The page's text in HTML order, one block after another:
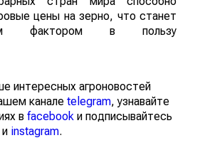
цены на зерно, что станет
фактором в пользу
интересных агроновостей
канале telegram, узнавайте
в facebook и подписывайтесь
и instagram.